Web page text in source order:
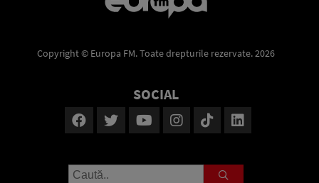
Copyright © Europa FM. Toate drepturile rezervate. 2026
SOCIAL